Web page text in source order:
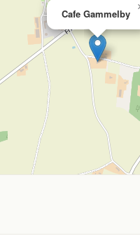
Cafe Gammelby